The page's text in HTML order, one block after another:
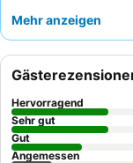
großartigen Start in
hilfsbereiten
Empfehlungen oder
Erlebnis sollten
Mehr anzeigen
Hervorragend
Sehr gut
Gut
Angemessen